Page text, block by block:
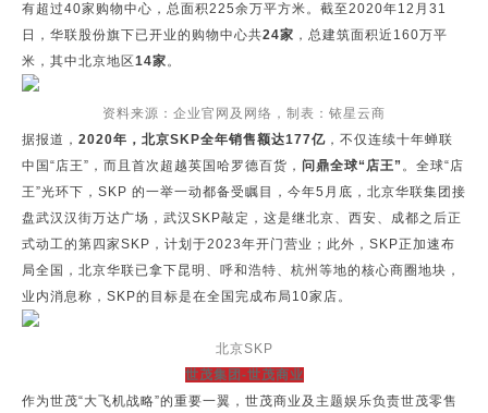
有超过40家购物中心，总面积225余万平方米。截至2020年12月31
日，华联股份旗下已开业的购物中心共24家 ，总建筑面积近160万平
米，其中北京地区14家。
资料来源：企业官网及网络，制表：铱星云商
据报道， 2020年，北京SKP全年销售额达177亿 ，不仅连续十年蝉联
中国“店王”，而且首次超越英国哈罗德百货， 问鼎全球“店王” 。全球“店
王”光环下，SKP 的一举一动都备受瞩目，今年5月底，北京华联集团接
盘武汉汉街万达广场，武汉SKP敲定，这是继北京、西安、成都之后正
式动工的第四家SKP，计划于2023年开门营业；此外，SKP正加速布
局全国，北京华联已拿下昆明、呼和浩特、杭州等地的核心商圈地块，
业内消息称，SKP的目标是在全国完成布局10家店。
北京SKP
世茂集团-世茂商业
作为世茂“大飞机战略”的重要一翼，世茂商业及主题娱乐负责世茂零售